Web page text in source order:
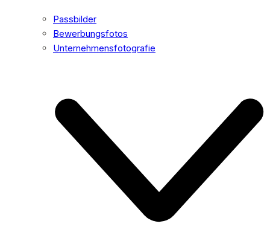
Passbilder
Bewerbungsfotos
Unternehmensfotografie